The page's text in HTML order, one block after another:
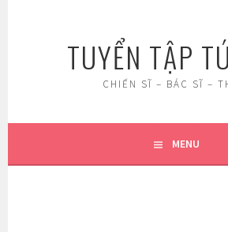
TUYỂN TẬP
CHIẾN SĨ – BÁC SĨ –
MENU